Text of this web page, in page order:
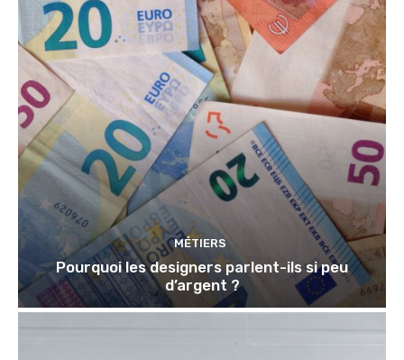
MÉTIERS
Pourquoi les designers parlent-ils si peu
d’argent ?